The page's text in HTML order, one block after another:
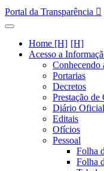
Portal da Transparência
Home [H]
Acesso a
Conhecendo
Portarias
Decretos
Prestação de
Diário
Editais
Ofícios
Pessoal
Folha
Folha